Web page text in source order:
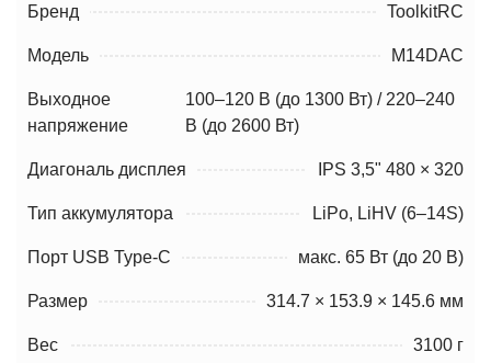
Бренд ToolkitRC
Модель M14DAC
Выходное
напряжение
100–120 В (до 1300 Вт) / 220–240
В (до 2600 Вт)
Диагональ дисплея IPS 3,5" 480 × 320
Тип аккумулятора LiPo, LiHV (6–14S)
Порт USB Type-С макс. 65 Вт (до 20 В)
Размер 314.7 × 153.9 × 145.6 мм
Вес 3100 г